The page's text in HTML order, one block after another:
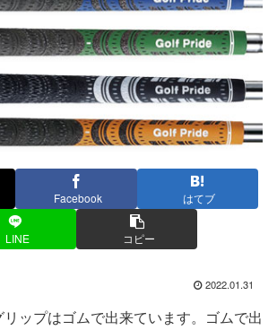
Facebook はてブ
LINE コピー
2022.01.31
ップはゴムで出来ています。ゴムで出